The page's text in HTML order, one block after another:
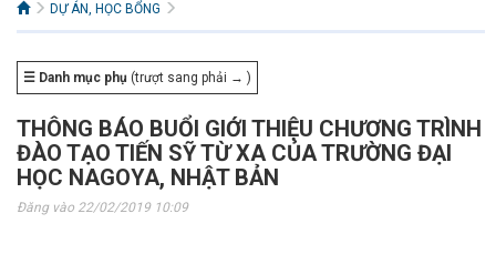
DỰ ÁN, HỌC BỔNG
☰ Danh mục phụ (trượt sang phải → )
THÔNG BÁO BUỔI GIỚI THIỆU CHƯƠNG TRÌNH
ĐÀO TẠO TIẾN SỸ TỪ XA CỦA TRƯỜNG ĐẠI
HỌC NAGOYA, NHẬT BẢN
Đăng vào 22/02/2019 10:09